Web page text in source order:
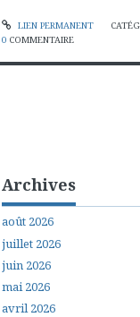
LIEN PERMANENT
0 COMMENTAIRE
Archives
août 2026
juillet 2026
juin 2026
mai 2026
avril 2026